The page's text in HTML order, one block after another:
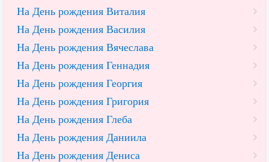
На День рождения Виталия
На День рождения Василия
На День рождения Вячеслава
На День рождения Геннадия
На День рождения Георгия
На День рождения Григория
На День рождения Глеба
На День рождения Даниила
На День рождения Дениса